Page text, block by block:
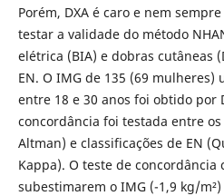
Porém, DXA é caro e nem
testar a validade do método
elétrica (BIA) e dobras cutâneas
EN. O IMG de 135 (69
entre 18 e 30 anos foi obtido por
concordância foi testada entre
Altman) e classificações de EN
Kappa). O teste de concordância
subestimarem o IMG (-1,9 kg/